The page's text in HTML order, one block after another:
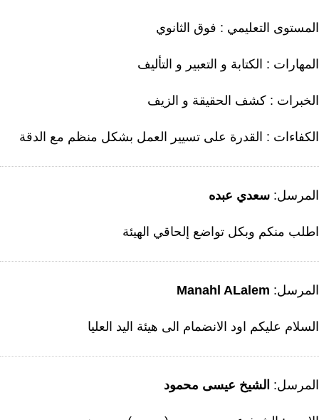
التعليمي : فوق الثانوي
: الكتابة و التعبير و التأليف
: كشف الحقيقة و الزيف
: القدرة على تسيير العمل بشكل منظم مع الدقة
سعدي عبده
منكم وبكل تواضع إلحاقي الهيئة
Manahl ALalem
عليكم اود الانضمام الى هيئة اليد العليا
الشيخ عيسى محمود